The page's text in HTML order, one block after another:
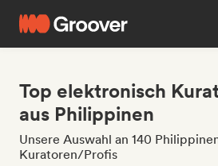
Top elektronisch
aus Philippinen
Unsere Auswahl an 140
Kuratoren/Profis